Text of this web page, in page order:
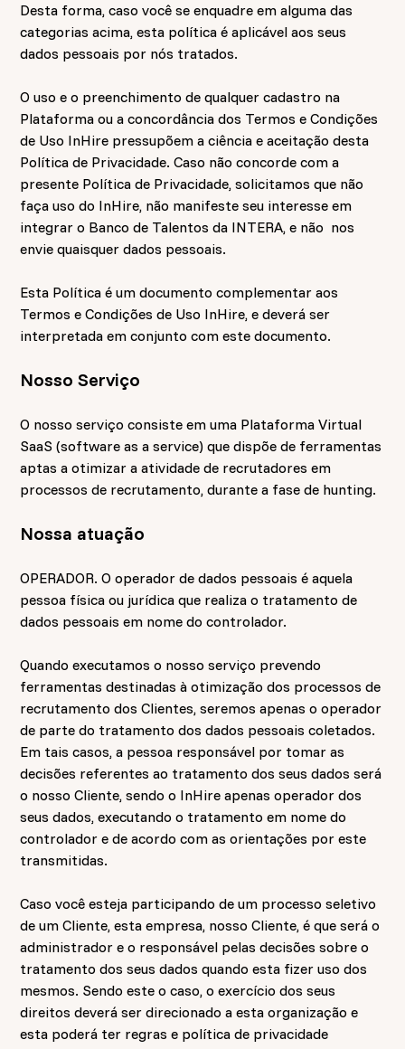
Desta forma, caso você se enquadre em alguma das
categorias acima, esta política é aplicável aos seus
dados pessoais por nós tratados.
O uso e o preenchimento de qualquer cadastro na
Plataforma ou a concordância dos Termos e Condições
de Uso InHire pressupõem a ciência e aceitação desta
Política de Privacidade. Caso não concorde com a
presente Política de Privacidade, solicitamos que não
faça uso do InHire, não manifeste seu interesse em
integrar o Banco de Talentos da INTERA, e não nos
envie quaisquer dados pessoais.
Esta Política é um documento complementar aos
Termos e Condições de Uso InHire, e deverá ser
interpretada em conjunto com este documento.
Nosso Serviço
O nosso serviço consiste em uma Plataforma Virtual
SaaS (software as a service) que dispõe de ferramentas
aptas a otimizar a atividade de recrutadores em
processos de recrutamento, durante a fase de hunting.
Nossa atuação
OPERADOR. O operador de dados pessoais é aquela
pessoa física ou jurídica que realiza o tratamento de
dados pessoais em nome do controlador.
Quando executamos o nosso serviço prevendo
ferramentas destinadas à otimização dos processos de
recrutamento dos Clientes, seremos apenas o operador
de parte do tratamento dos dados pessoais coletados.
Em tais casos, a pessoa responsável por tomar as
decisões referentes ao tratamento dos seus dados será
o nosso Cliente, sendo o InHire apenas operador dos
seus dados, executando o tratamento em nome do
controlador e de acordo com as orientações por este
transmitidas.
Caso você esteja participando de um processo seletivo
de um Cliente, esta empresa, nosso Cliente, é que será o
administrador e o responsável pelas decisões sobre o
tratamento dos seus dados quando esta fizer uso dos
mesmos. Sendo este o caso, o exercício dos seus
direitos deverá ser direcionado a esta organização e
esta poderá ter regras e política de privacidade